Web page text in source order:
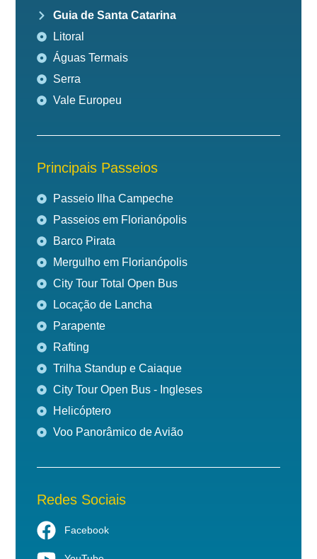
Guia de Santa Catarina
Litoral
Águas Termais
Serra
Vale Europeu
Principais Passeios
Passeio Ilha Campeche
Passeios em Florianópolis
Barco Pirata
Mergulho em Florianópolis
City Tour Total Open Bus
Locação de Lancha
Parapente
Rafting
Trilha Standup e Caiaque
City Tour Open Bus - Ingleses
Helicóptero
Voo Panorâmico de Avião
Redes Sociais
Facebook